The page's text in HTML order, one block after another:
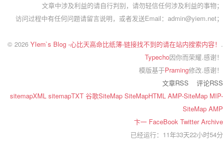
文章中涉及利益的请自行判别，请勿轻信任何涉及利益的事物；
访问过程中有任何问题请留言说明，或者发送Email：admin@yiem.net；
© 2026 YIem`s Blog -心比天高命比纸薄-链接找不到的请在站内搜索内容！ .
Typecho因你而荣耀.感谢！
模版基于Praming修改.感谢！
文章RSS
评论RSS
sitemapXML sitemapTXT 谷歌SiteMap SiteMapHTML AMP-SiteMap MIP-
SiteMap AMP
卞一 FaceBook TwitterArchive
已经运行：11年33天22小时54分